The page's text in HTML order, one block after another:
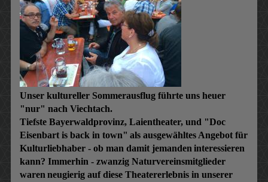
Unser kultureller Sommerausflug führte uns heuer
"nur" nach Viechtach.
Tiefste Bayerwaldprovinz, Laientheater, und "Doc
Eisenbart is back in town" als ausgewähltes Angebot für
Kulturliebhaber - ob man damit jemanden interessieren
kann? Immerhin - zwanzig Naturvereinsmitglieder
waren neugierig auf diese Theatererlebnis in unserer